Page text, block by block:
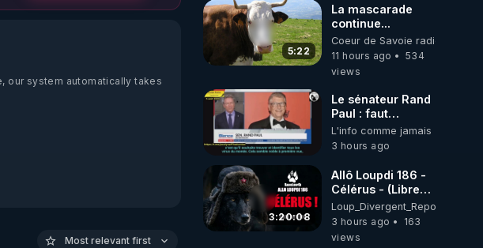
our system automatically takes
Most relevant first
5:22
La mascarade
continue...
Coeur de Savoie radioweb TV
11 hours ago
534
views
Le sénateur Rand
Paul : faut
convoquer la
troupes à Fauci
puis Bille gates,
famille eugéniste
de le 18 siecle ! 😒
https://odysee.com/
L'info comme jamais
3 hours ago
3:20:08
Allô Loupdi 186 -
Célérus - (Libre
Antenne) - Loup
Divergent
2026.08.06
Loup_Divergent_Reposts
3 hours ago
163
views